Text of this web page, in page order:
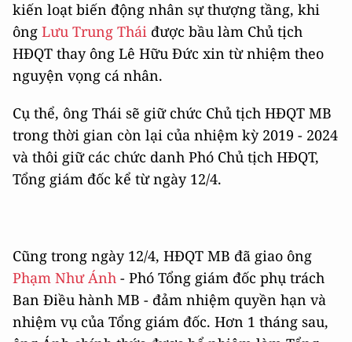
kiến loạt biến động nhân sự thượng tầng, khi
ông Lưu Trung Thái được bầu làm Chủ tịch
HĐQT thay ông Lê Hữu Đức xin từ nhiệm theo
nguyện vọng cá nhân.
Cụ thể, ông Thái sẽ giữ chức Chủ tịch HĐQT MB
trong thời gian còn lại của nhiệm kỳ 2019 - 2024
và thôi giữ các chức danh Phó Chủ tịch HĐQT,
Tổng giám đốc kể từ ngày 12/4.
Cũng trong ngày 12/4, HĐQT MB đã giao ông
Phạm Như Ánh - Phó Tổng giám đốc phụ trách
Ban Điều hành MB - đảm nhiệm quyền hạn và
nhiệm vụ của Tổng giám đốc. Hơn 1 tháng sau,